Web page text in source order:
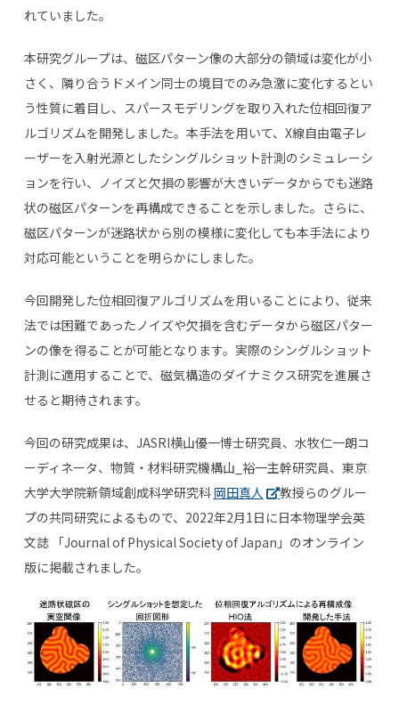
れていました。
本研究グループは、磁区パターン像の大部分の領域は変化が小
さく、隣り合うドメイン同士の境目でのみ急激に変化するとい
う性質に着目し、スパースモデリングを取り入れた位相回復ア
ルゴリズムを開発しました。本手法を用いて、 X線自由電子レ
ーザーを入射光源としたシングルショット計測のシミュレーシ
ョンを行い、ノイズと欠損の影響が大きいデータからでも迷路
状の磁区パターンを再構成できることを示しました。さらに、
磁区パターンが迷路状から別の模様に変化しても本手法により
対応可能ということを明らかにしました。
今回開発した位相回復アルゴリズムを用いることにより、従来
法では困難であったノイズや欠損を含むデータから磁区パター
ンの像を得ることが可能となります。実際のシングルショット
計測に適用することで、磁気構造のダイナミクス研究を進展さ
せると期待されます。
今回の研究成果は、 JASRI横山優一博士研究員、水牧仁一朗コ
ーディネータ、物質・材料研究機構山_裕一主幹研究員、東京
大学大学院新領域創成科学研究科 岡田真人
教授らのグルー
プの共同研究によるもので、 2022年2月1 日に日本物理学会英
文誌 「Journal of Physical Society of Japan 」のオンライン
版に掲載されました。